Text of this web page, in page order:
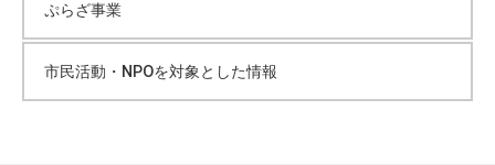
ぷらざ事業
市民活動・NPOを対象とした情報